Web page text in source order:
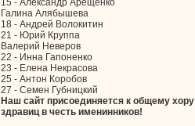
15 - Александр Арещенко
Галина Алябышева
18 - Андрей Волокитин
21 - Юрий Круппа
Валерий Неверов
22 - Инна Гапоненко
23 - Елена Некрасова
25 - Антон Коробов
27 - Семен Губницкий
Наш сайт присоединяется к общему хору
здравиц в честь именинников!